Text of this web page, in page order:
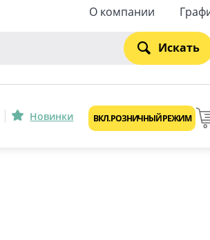
О компании
Искать
Новинки ВКЛ. РОЗНИЧНЫЙ РЕЖИМ